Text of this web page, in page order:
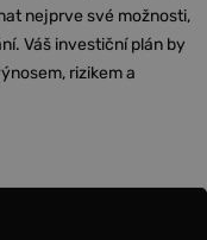
nejprve své možnosti,
Váš investiční plán by
rizikem a